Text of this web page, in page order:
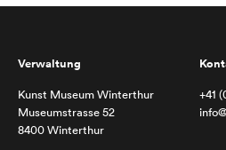
Verwaltung
Kunst Museum Winterthur
Museumstrasse 52
8400 Winterthur
+41